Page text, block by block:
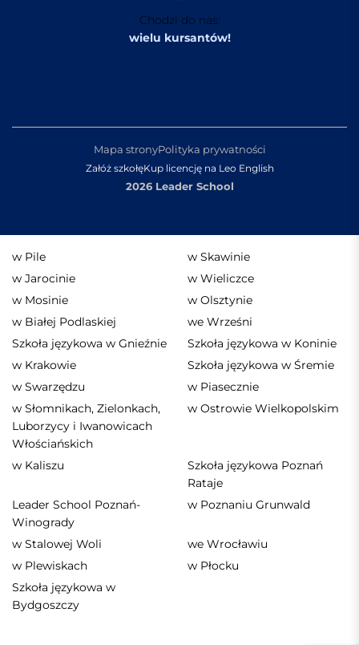
Chodzi do nas:
wielu kursantów!
2026 Leader School
Załóż szkołęKup licencję na Leo English
Mapa stronyPolityka prywatności
w Pile
w Skawinie
w Jarocinie
w Wieliczce
w Mosinie
w Olsztynie
w Białej Podlaskiej
we Wrześni
Szkoła językowa w Gnieźnie
Szkoła językowa w Koninie
w Krakowie
Szkoła językowa w Śremie
w Swarzędzu
w Piasecznie
w Słomnikach, Zielonkach,
Luborzycy i Iwanowicach
Włościańskich
w Ostrowie Wielkopolskim
w Kaliszu
Szkoła językowa Poznań
Rataje
Leader School Poznań-
Winogrady
w Poznaniu Grunwald
w Stalowej Woli
we Wrocławiu
w Plewiskach
w Płocku
Szkoła językowa w
Bydgoszczy